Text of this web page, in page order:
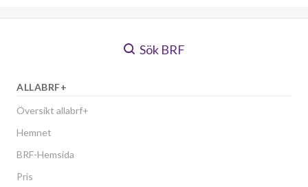
Sök BRF
ALLABRF+
Översikt allabrf+
Hemnet
BRF-Hemsida
Pris